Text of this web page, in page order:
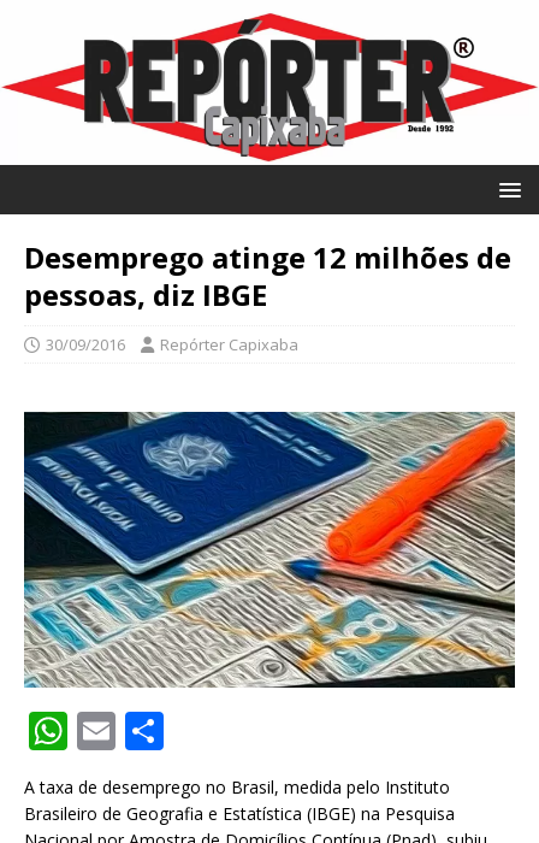
Desemprego atinge 12 milhões de
pessoas, diz IBGE
30/09/2016 Repórter Capixaba
W
h
at
E
ai ar
A taxa de desemprego no Brasil, medida pelo Instituto
Brasileiro de Geografia e Estatística (IBGE) na Pesquisa